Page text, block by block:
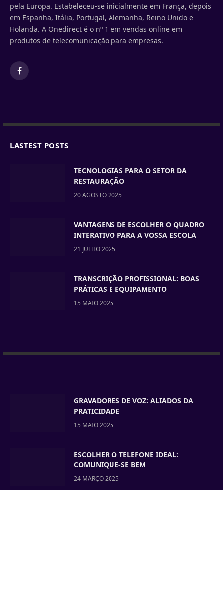
pela Europa. Estabeleceu-se inicialmente em França, depois
em Espanha, Itália, Portugal, Alemanha, Reino Unido e
Holanda. A Onedirect é o nº 1 em vendas online em
produtos de telecomunicação para empresas.
Facebook
LASTEST POSTS
TECNOLOGIAS PARA O SETOR DA
RESTAURAÇÃO
20 AGOSTO 2025
VANTAGENS DE ESCOLHER O QUADRO
INTERATIVO PARA A VOSSA ESCOLA
21 JULHO 2025
TRANSCRIÇÃO PROFISSIONAL: BOAS
PRÁTICAS E EQUIPAMENTO
15 MAIO 2025
GRAVADORES DE VOZ: ALIADOS DA
PRATICIDADE
15 MAIO 2025
ESCOLHER O TELEFONE IDEAL:
COMUNIQUE-SE BEM
24 MARÇO 2025